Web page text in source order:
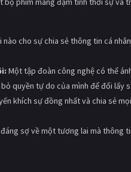
nào cho sự chia sẻ thông tin cá
Một tập đoàn công nghệ có thể
quyền tự do của mình để đổi lấy
khích sự đồng nhất và chia sẻ
sợ về một tương lai mà thông